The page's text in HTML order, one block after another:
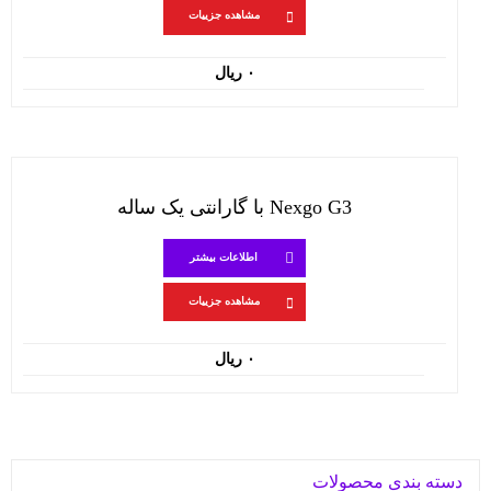
مشاهده جزییات
۰ ریال
Nexgo G3 با گارانتی یک ساله
اطلاعات بیشتر
مشاهده جزییات
۰ ریال
دسته بندی محصولات